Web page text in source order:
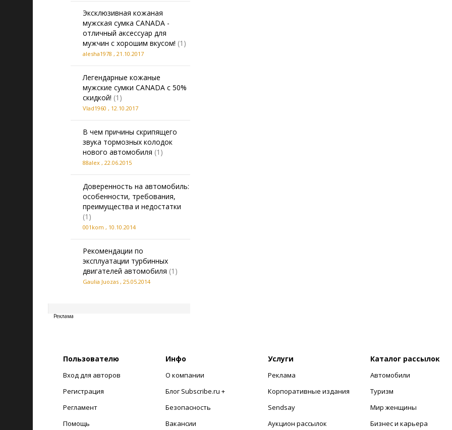
Эксклюзивная кожаная
мужская сумка CANADA -
отличный аксессуар для
мужчин с хорошим вкусом! (1)
alesha1978 , 21.10.2017
Легендарные кожаные
мужские сумки CANADA с 50%
скидкой! (1)
Vlad1960 , 12.10.2017
В чем причины скрипящего
звука тормозных колодок
нового автомобиля (1)
88alex , 22.06.2015
Доверенность на автомобиль:
особенности, требования,
преимущества и недостатки
(1)
001kom , 10.10.2014
Рекомендации по
эксплуатации турбинных
двигателей автомобиля (1)
Gaulia Juozas , 25.05.2014
Реклама
Пользователю
Вход для авторов
Регистрация
Регламент
Помощь
Инфо
О компании
Блог Subscribe.ru +
Безопасность
Вакансии
Услуги
Реклама
Корпоративные издания
Sendsay
Аукцион рассылок
Каталог рассылок
Автомобили
Туризм
Мир женщины
Бизнес и карьера